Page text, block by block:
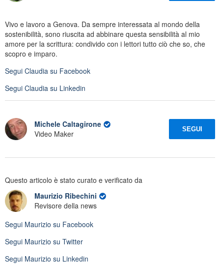
Vivo e lavoro a Genova. Da sempre interessata al mondo della
sostenibilità, sono riuscita ad abbinare questa sensibilità al mio
amore per la scrittura: condivido con i lettori tutto ciò che so, che
scopro e imparo.
Segui Claudia su Facebook
Segui Claudia su Linkedin
Michele Caltagirone
Video Maker
SEGUI
Questo articolo è stato curato e verificato da
Maurizio Ribechini
Revisore della news
Segui Maurizio su Facebook
Segui Maurizio su Twitter
Segui Maurizio su Linkedin